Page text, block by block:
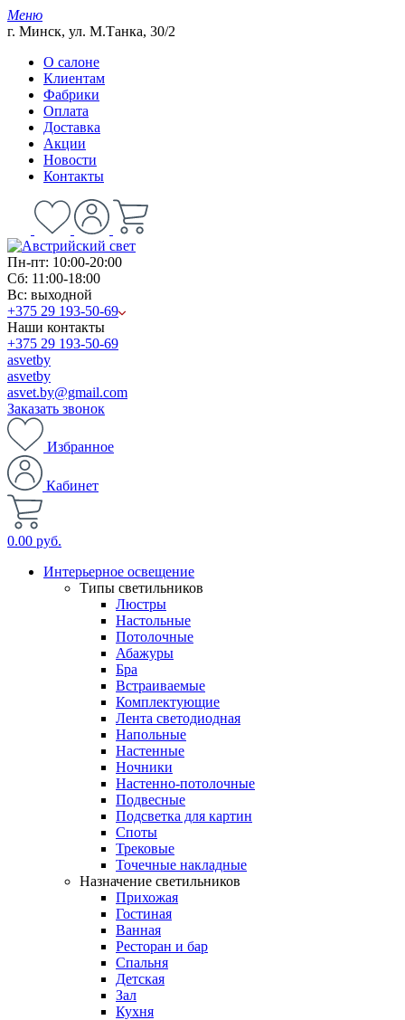
Меню
г. Минск, ул. М.Танка, 30/2
О салоне
Клиентам
Фабрики
Оплата
Доставка
Акции
Новости
Контакты
Пн-пт: 10:00-20:00
Сб: 11:00-18:00
Вс: выходной
+375 29 193-50-69
Наши контакты
+375 29 193-50-69
asvetby
asvetby
asvet.by@gmail.com
Заказать звонок
Избранное
Кабинет
0.00 руб.
Интерьерное освещение
Типы светильников
Люстры
Настольные
Потолочные
Абажуры
Бра
Встраиваемые
Комплектующие
Лента светодиодная
Напольные
Настенные
Ночники
Настенно-потолочные
Подвесные
Подсветка для картин
Споты
Трековые
Точечные накладные
Назначение светильников
Прихожая
Гостиная
Ванная
Ресторан и бар
Спальня
Детская
Зал
Кухня